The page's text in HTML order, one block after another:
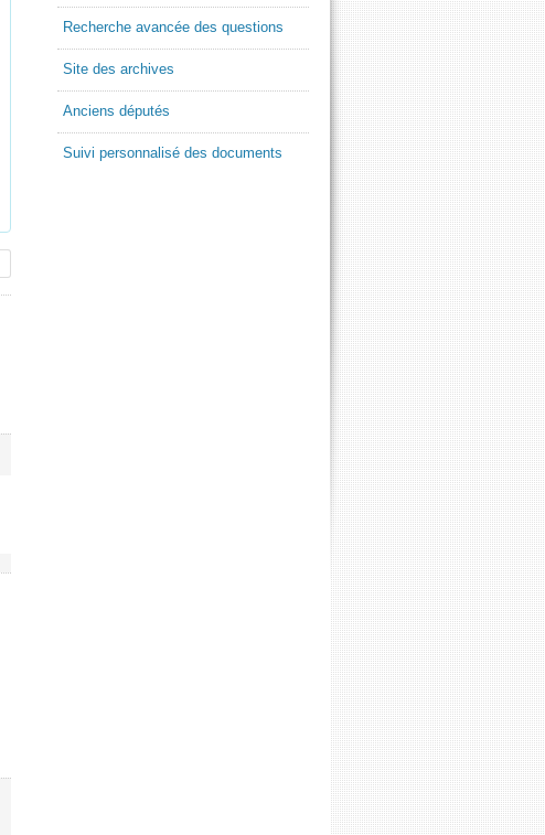
Recherche avancée des questions
Site des archives
Anciens députés
Suivi personnalisé des documents